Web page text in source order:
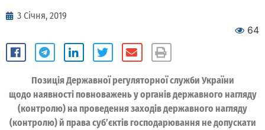
3 Січня, 2019
64
Позиція Державної регуляторної служби України
щодо наявності повноважень у органів державного нагляду
(контролю) на проведення заходів державного нагляду
(контролю) й права суб’єктів господарювання не допускати